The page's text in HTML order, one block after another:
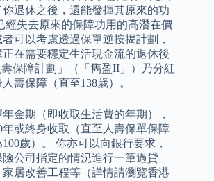
退休之後，還能發揮其原來的功
經失去原來的保障功用的高潛在價
可以考慮透過保單逆按揭計劃，
在需要穩定生活現金流的退休後
保障計劃」（「雋盈II」）乃分紅
壽保障（直至138歲）。
金期（即收取生活費的年期），
年或終身收取（直至人壽保單保障
歲）。 你亦可以向銀行要求，
公司指定的情況進行一筆過貸
居改善工程等（詳情請瀏覽香港